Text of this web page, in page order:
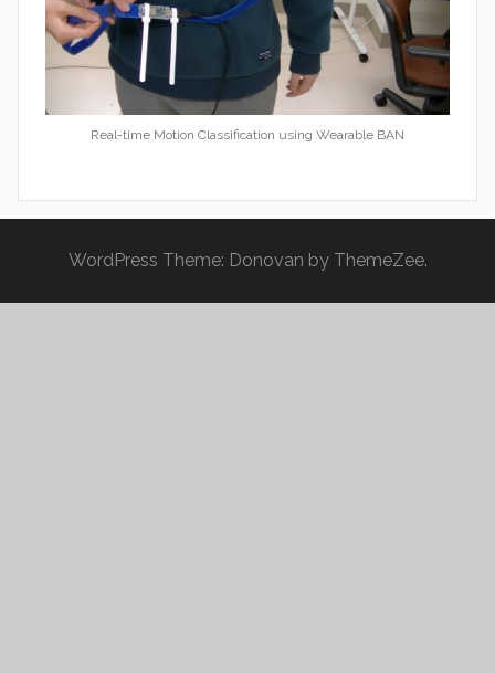
Real-time Motion Classification using Wearable BAN
WordPress Theme: Donovan by ThemeZee.